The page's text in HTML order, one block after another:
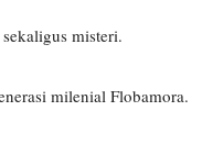
misteri.
milenial Flobamora.